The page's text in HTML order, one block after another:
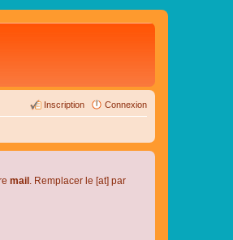
Connexion
Inscription
mail . Remplacer le [at] par